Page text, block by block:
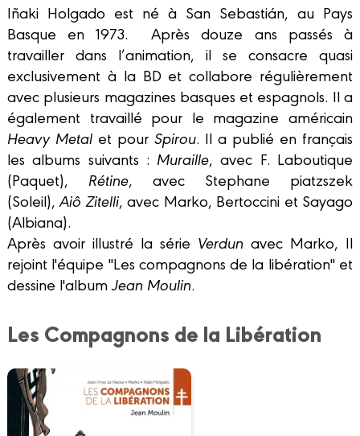
Iñaki Holgado est né à San Sebastián, au Pays
Basque en 1973. Après douze ans passés à
travailler dans l’animation, il se consacre quasi
exclusivement à la BD et collabore régulièrement
avec plusieurs magazines basques et espagnols. Il a
également travaillé pour le magazine américain
Heavy Metalet pour Spirou. Il a publié en français
les albums suivants : Muraille, avec F. Laboutique
(Paquet), Rétine, avec Stephane piatzszek
(Soleil),Aiô Zitelli, avec Marko, Bertoccini et Sayago
(Albiana).
Après avoir illustré la série Verdun avec Marko, Il
rejoint l'équipe "Les compagnons de la libération" et
dessine l'albumJean Moulin.
Les Compagnons de la Libération